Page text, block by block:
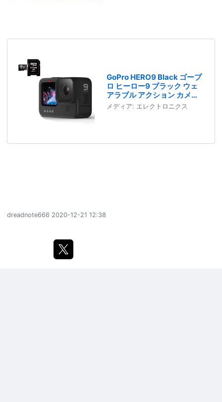
GoPro HERO9 Black ゴープ
ロ ヒーロー9 ブラック ウェ
アラブル アクション カメラ
CHDHX-901 ＋ マイクロ SD
カード 64GB セット [並行輸
メディア: エレクトロニクス
dreadnote666 2020-12-21 12:38